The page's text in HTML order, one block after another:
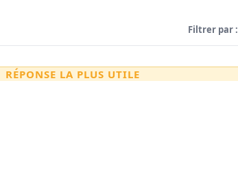
Filtrer par :
RÉPONSE LA PLUS UTILE